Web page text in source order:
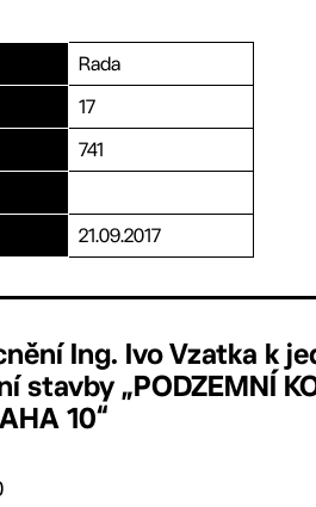
Rada
17
741
21.09.2017
Ing. Ivo Vzatka k
stavby „PODZEMNÍ
10“